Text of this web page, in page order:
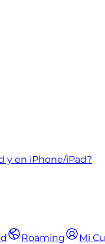
y en iPhone/iPad?
Roaming Mi